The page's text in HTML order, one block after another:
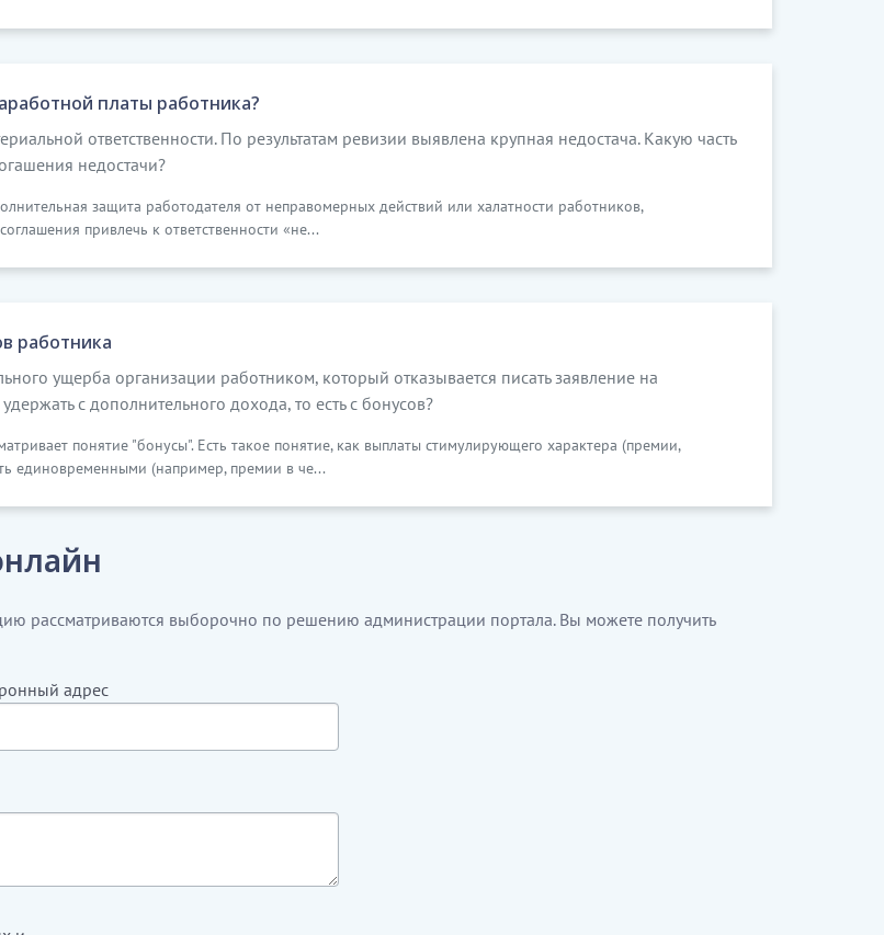
платы работника?
ответственности. По результатам ревизии выявлена крупная недостача. Какую часть
недостачи?
защита работодателя от неправомерных действий или халатности работников,
привлечь к ответственности «не...
работника
ущерба организации работником, который отказывается писать заявление на
с дополнительного дохода, то есть с бонусов?
понятие "бонусы". Есть такое понятие, как выплаты стимулирующего характера (премии,
единовременными (например, премии в че...
рассматриваются выборочно по решению администрации портала. Вы можете получить
адрес